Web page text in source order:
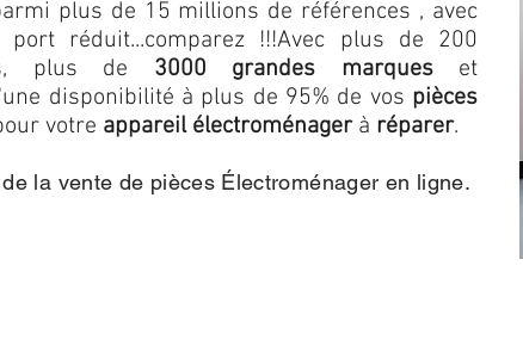
plus de 15 millions de références , avec
réduit...comparez !!!Avec plus de 200
plus de 3000 grandes marqueset
disponibilité à plus de 95% de vos pièces
votre appareil électroménagerà réparer.
la vente de pièces Électroménager en ligne.